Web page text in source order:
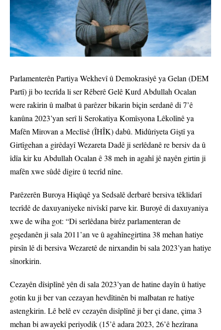
Parlamenterên Partiya Wekhevî û Demokrasiyê ya Gelan (DEM
Partî) ji bo tecrîda li ser Rêberê Gelê Kurd Abdullah Ocalan
were rakirin û malbat û parêzer bikarin biçin serdanê di 7’ê
kanûna 2023’yan serî li Serokatiya Komîsyona Lêkolînê ya
Mafên Mirovan a Meclîsê (ÎHÎK) dabû. Midûriyeta Giştî ya
Girtîgehan a girêdayî Wezareta Dadê ji serlêdanê re bersiv da û
îdîa kir ku Abdullah Ocalan ê 38 meh in agahî jê nayên girtin ji
mafên xwe sûdê digire û tecrîd nîne.
Parêzerên Buroya Hiqûqê ya Sedsalê derbarê bersiva têklidarî
tecrîdê de daxuyaniyeke nivîskî parve kir. Buroyê di daxuyaniya
xwe de wiha got: “Di serlêdana birêz parlamenteran de
geşedanên ji sala 2011’an ve û agahînegirtina 38 mehan hatiye
pirsîn lê di bersiva Wezaretê de nirxandin bi sala 2023’yan hatiye
sînorkirin.
Cezayên dîsiplînê yên di sala 2023’yan de hatine dayîn û hatiye
gotin ku ji ber van cezayan hevdîtinên bi malbatan re hatiye
astengkirin. Lê belê ev cezayên disîplînê ji ber çi dane, çima 3
mehan bi awayekî periyodik (15’ê adara 2023, 26’ê hezîrana